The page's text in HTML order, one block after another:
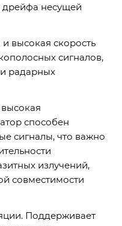
дрейфа несущей
высокая скорость
сигналов,
и радарных
способен
сигналы, что важно
излучений,
совместимости
Поддерживает